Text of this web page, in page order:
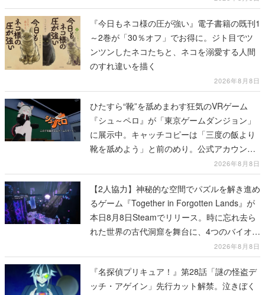
『今日もネコ様の圧が強い』電子書籍の既刊1
～2巻が「30％オフ」でお得に。ジト目でツ
ンツンしたネコたちと、ネコを溺愛する人間
のすれ違いを描く
2026年8月8日
ひたすら“靴”を舐めまわす狂気のVRゲーム
『シュ～ペロ』が「東京ゲームダンジョン」
に展示中。キャッチコピーは「三度の飯より
靴を舐めよう」と前のめり。公式アカウント
も開設され、2026年リリースに向けて開発中
2026年8月8日
【2人協力】神秘的な空間でパズルを解き進め
るゲーム『Together in Forgotten Lands』が
本日8月8日Steamでリリース。時に忘れ去ら
れた世界の古代洞窟を舞台に、4つのバイオー
2026年8月8日
『名探偵プリキュア！』第28話「謎の怪盗デ
ッチ・アゲイン」先行カット解禁。泣きぼく